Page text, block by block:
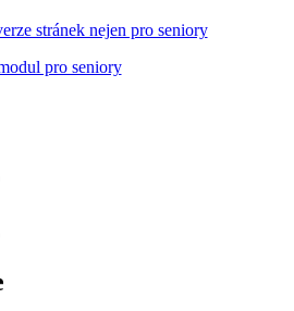
stránek nejen pro seniory